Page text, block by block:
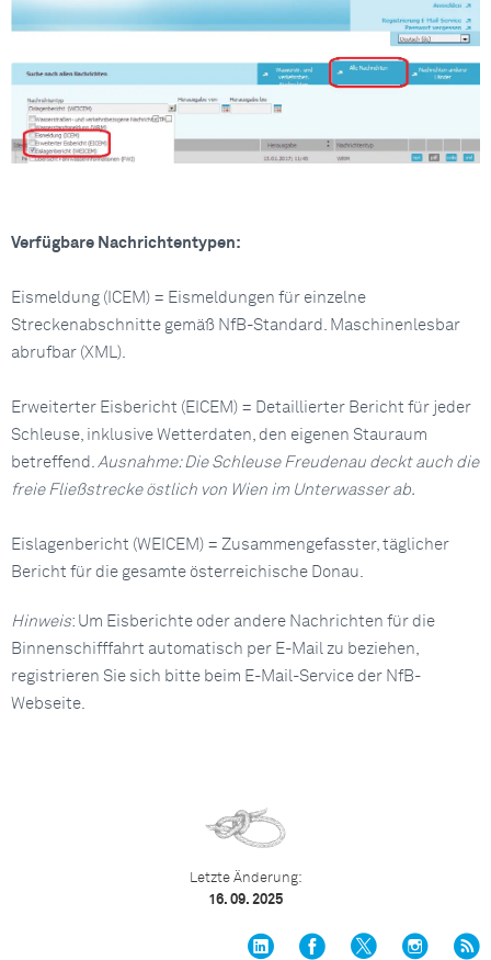
Verfügbare Nachrichtentypen:
Eismeldung (ICEM) = Eismeldungen für einzelne
Streckenabschnitte gemäß NfB-Standard. Maschinenlesbar
abrufbar (XML).
Erweiterter Eisbericht (EICEM) = Detaillierter Bericht für jeder
Schleuse, inklusive Wetterdaten, den eigenen Stauraum
betreffend. Ausnahme: Die Schleuse Freudenau deckt auch die
freie Fließstrecke östlich von Wien im Unterwasser ab.
Eislagenbericht (WEICEM) = Zusammengefasster, täglicher
Bericht für die gesamte österreichische Donau.
Hinweis: Um Eisberichte oder andere Nachrichten für die
Binnenschifffahrt automatisch per E-Mail zu beziehen,
registrieren Sie sich bitte beim E-Mail-Service der NfB-
Webseite.
Letzte Änderung:
16. 09. 2025